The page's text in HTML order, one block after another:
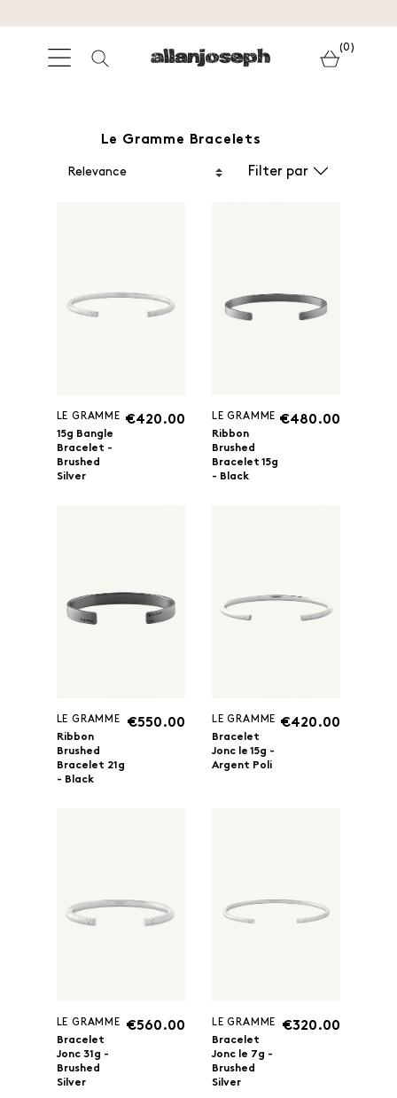
(0)
Le Gramme Bracelets
Filter par
LE GRAMME
15g Bangle
Bracelet -
Brushed
Silver
€420.00
LE GRAMME
Ribbon
Brushed
Bracelet 15g
- Black
€480.00
LE GRAMME
Ribbon
Brushed
Bracelet 21g
- Black
€550.00
LE GRAMME
Bracelet
Jonc le 15g -
Argent Poli
€420.00
LE GRAMME
Bracelet
Jonc 31g -
Brushed
Silver
€560.00
LE GRAMME
Bracelet
Jonc le 7g -
Brushed
Silver
€320.00